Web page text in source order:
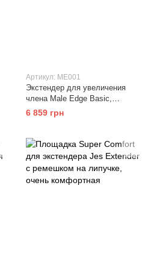
Артикул: ME001
Экстендер для увеличения
члена Male Edge Basic,
ремешковый, масса всего 65 г,
прочный пластик
6 859 грн